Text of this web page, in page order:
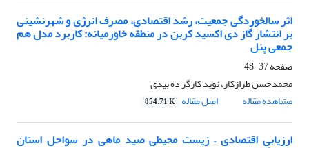
اثر سالخوردگی جمعیت، رشد اقتصادی، مصرف انرژی و شهرنشینی
بر انتشار گاز دی اکسید کربن در منطقه خاورمیانه: کاربرد مدل هم
جمعی پنل
صفحه37-48
محمدحسن طرازکار، نوید کارگر ده بیدی
مشاهده مقاله
اصل مقاله 854.71 K
ارزیابی اقتصادی – زیست محیطی صید ماهی در سواحل استان